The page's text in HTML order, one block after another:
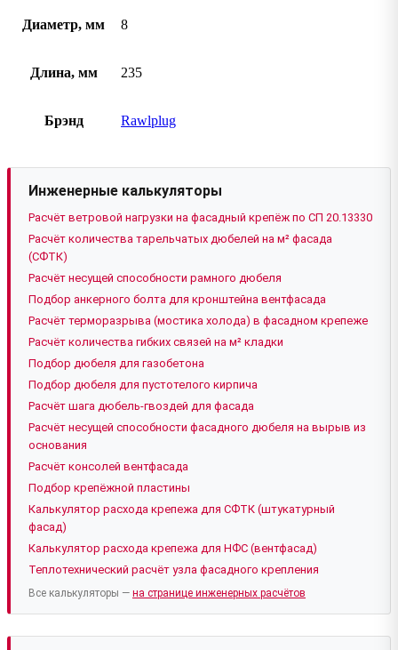
Диаметр, мм 8
Длина, мм 235
Брэнд Rawlplug
Инженерные калькуляторы
Расчёт ветровой нагрузки на фасадный крепёж по СП 20.13330
Расчёт количества тарельчатых дюбелей на м² фасада
(СФТК)
Расчёт несущей способности рамного дюбеля
Подбор анкерного болта для кронштейна вентфасада
Расчёт терморазрыва (мостика холода) в фасадном крепеже
Расчёт количества гибких связей на м² кладки
Подбор дюбеля для газобетона
Подбор дюбеля для пустотелого кирпича
Расчёт шага дюбель-гвоздей для фасада
Расчёт несущей способности фасадного дюбеля на вырыв из
основания
Расчёт консолей вентфасада
Подбор крепёжной пластины
Калькулятор расхода крепежа для СФТК (штукатурный
фасад)
Калькулятор расхода крепежа для НФС (вентфасад)
Теплотехнический расчёт узла фасадного крепления
Все калькуляторы — на странице инженерных расчётов